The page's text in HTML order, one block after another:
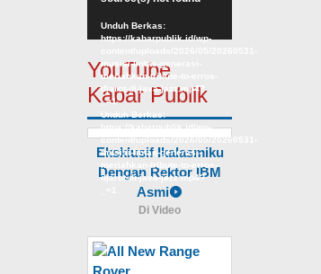
Unduh Berkas:
https://kabarpublik.id/wp-
musisi-lintas-generasi-
meriahkan-tribute-to-erros-
djarot-di-java-jazz.mp4?
_=1
https://kabarpublik.id/wp-
content/uploads/2026/05/20260531-
musisi-lintas-generasi-
djarot-di-java-jazz.mp4?
YouTube
Kabar Publik
Eksklusif Ikalasmiku
Dengan Rektor IBM
Asmi
Di Video